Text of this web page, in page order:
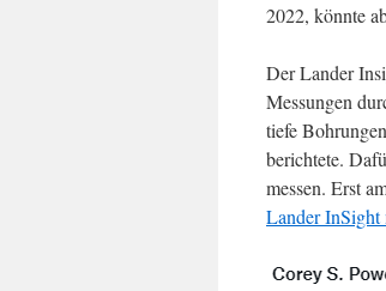
2022, könnte
Der Lander
Messungen
tiefe
berichtete.
messen. Erst
Lander InSight